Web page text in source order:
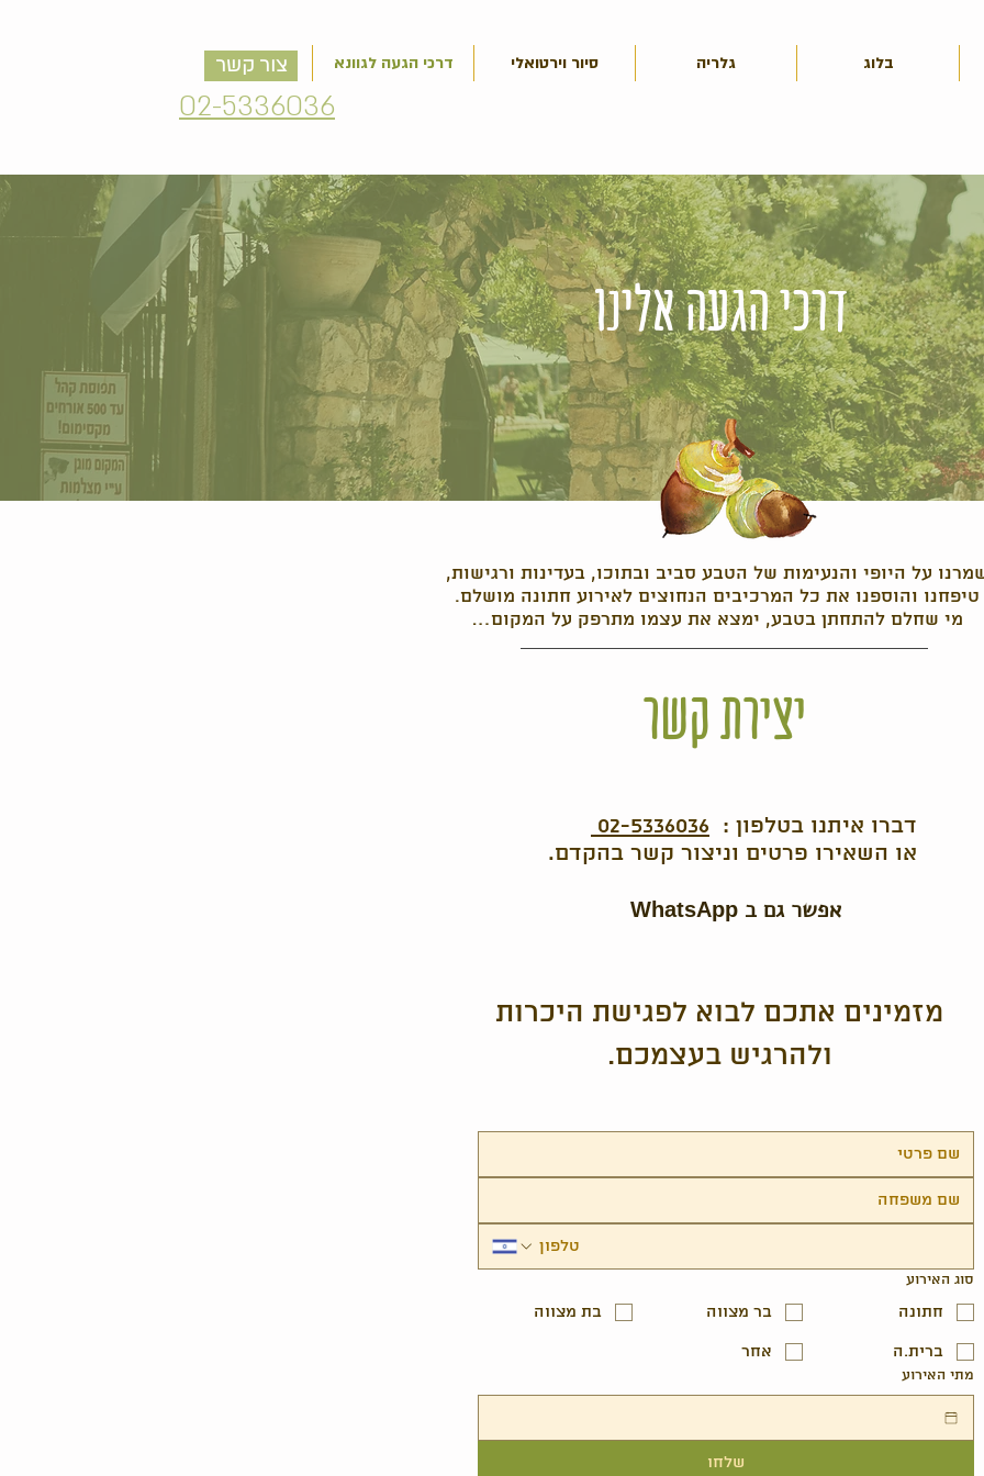
צור קשר בלוג גלריה סיור וירטואלי דרכי הגעה לגוונא
02-5336036
דרכי הגעה אלינו
על היופי והנעימות של הטבע סביב ובתוכו, בעדינות ורגישות,
טיפחנו והוספנו את כל המרכיבים הנחוצים לאירוע חתונה מושלם.
מי שחלם להתחתן בטבע, ימצא את עצמו מתרפק על המקום…
דברו איתנו בטלפון : 02-5336036
או השאירו פרטים וניצור קשר בהקדם.
WhatsApp אפשר גם ב
מזמינים אתכם לבוא לפגישת היכרות
ולהרגיש בעצמכם.
סוג האירוע
חתונה בר מצווה
בת מצווה
ברית.ה
אחר
מתי האירוע
שלחו